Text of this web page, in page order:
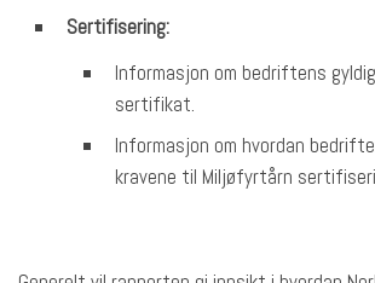
Sertifisering:
Informasjon om bedriftens
sertifikat.
Informasjon om hvordan
kravene til Miljøfyrtårn